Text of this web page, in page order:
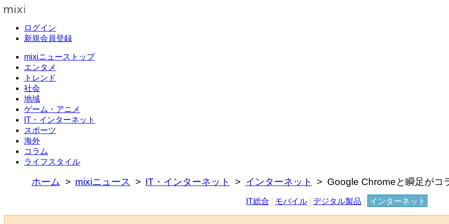
ログイン
新規会員登録
mixiニューストップ
エンタメ
トレンド
社会
地域
ゲーム・アニメ
IT・インターネット
スポーツ
海外
コラム
ライフスタイル
ホーム mixiニュース IT・インターネット インターネット Google Chromeと瞬足がコ
IT総合 モバイル デジタル製品 インターネット